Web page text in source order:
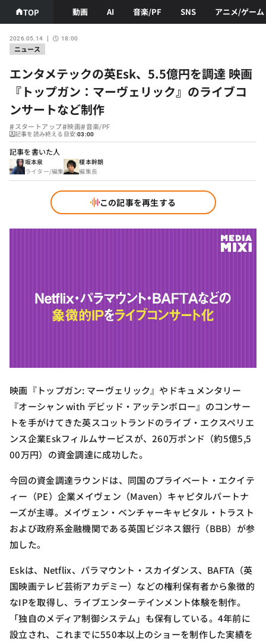
TOP 動画 AI 音楽/PF SNS アニメ/ゲーム
ニュース
2026.05.14 18:00
エンタメテックの英Esk、5.5億円を調達 映画
『トップガン：マーヴェリック』のライブコ
ンサートなど制作
#スタートアップ#映画#音楽/PF
記事を読み終える目安:03:00
記事を書いた人
坂本泉
ライター/編集
榎本幹朗
編集長
この記事を再生する
映画『トップガン: マーヴェリック』やドキュメンタリー
『オーシャン with デビッド・アッテンボロー』のコンサー
トを手がけてきた英スコットランドのライブ・エクスペリエ
ンス企業Eskフィルムサービスが、260万ポンド（約5億5,5
00万円）の資金調達に成功した。
今回の資金調達ラウンドは、同国のプライベート・エクイテ
ィー（PE）企業メイヴェン（Maven）キャピタルパートナ
ーズが主導。メイヴェン・ベンチャーキャピタル・トラスト
および政府系金融機関である英国ビジネス銀行（BBB）が参
加した。
Eskは、Netflix、パラマウント・スカイダンス、BAFTA（英
国映画テレビ芸術アカデミー）などの権利保有者から象徴的
なIPを取得し、ライブエンターテインメント体験を制作。
「独自のメディア制御システム」も保有している。4年前に
設立され、これまでに550本以上のショーを制作した実績を